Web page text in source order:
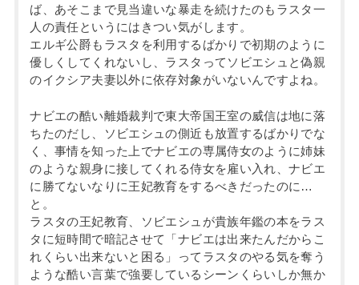
ば、あそこまで見当違いな暴走を続けたのもラスタ一
人の責任というにはきつい気がします。
エルギ公爵もラスタを利用するばかりで初期のように
優しくしてくれないし、ラスタってソビエシュと偽親
のイクシア夫妻以外に依存対象がいないんですよね。
ナビエの酷い離婚裁判で東大帝国王室の威信は地に落
ちたのだし、ソビエシュの側近も放置するばかりでな
く、事情を知った上でナビエの専属侍女のように姉妹
のような親身に接してくれる侍女を雇い入れ、ナビエ
に勝てないなりに王妃教育をするべきだったのに…
と。
ラスタの王妃教育、ソビエシュが貴族年鑑の本をラス
タに短時間で暗記させて「ナビエは出来たんだからこ
れくらい出来ないと困る」ってラスタのやる気を奪う
ような酷い言葉で強要しているシーンくらいしか無か